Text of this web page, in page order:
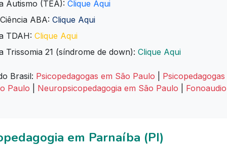
Autismo (TEA): Clique Aqui
ABA: Clique Aqui
TDAH: Clique Aqui
Trissomia 21 (síndrome de down): Clique Aqui
Brasil: Psicopedagogas em São Paulo
Paulo
Neuropsicopedagogia em São Paulo
em Parnaíba (PI)